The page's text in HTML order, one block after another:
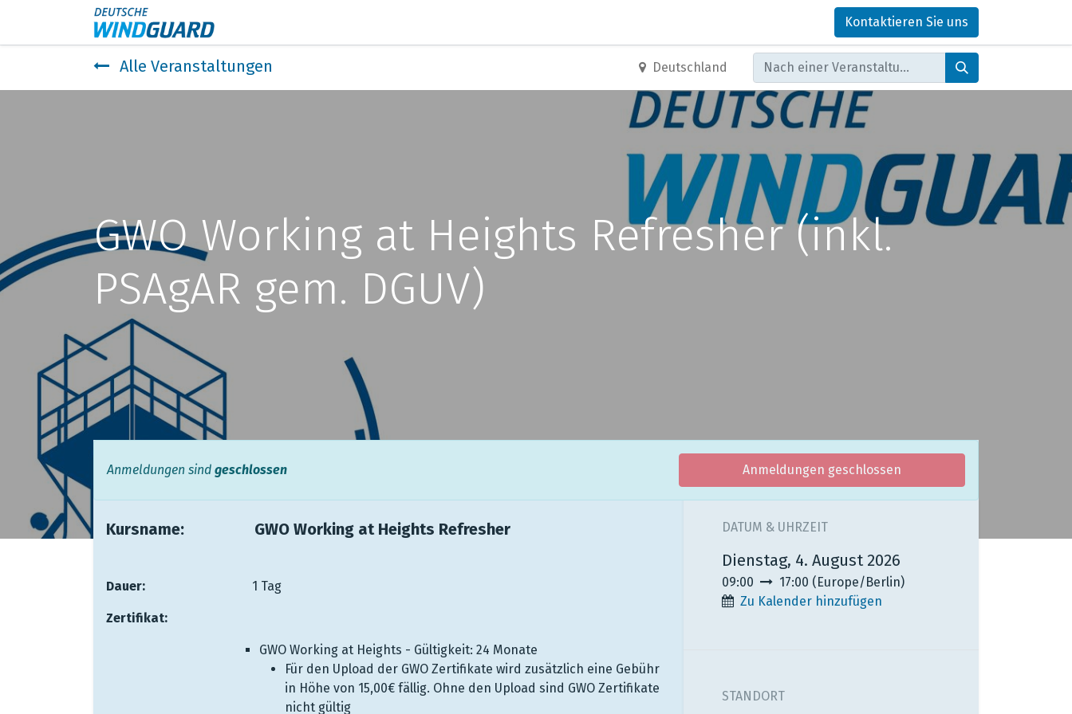
Kontaktieren Sie uns
Alle Veranstaltungen Deutschland
GWO Working at Heights Refresher (inkl.
PSAgAR gem. DGUV)
Anmeldungen sind geschlossen Anmeldungen geschlossen
Kursname: ​ ​ ​​GWO Working at Heights Refresher
Dauer: ​1 Tag
Zertifikat:
GWO Working at Heights - Gültigkeit: 24 Monate
Für den Upload der GWO Zertifikate wird zusätzlich eine Gebühr
in Höhe von 15,00€ fällig. Ohne den Upload sind GWO Zertifikate
nicht gültig
DATUM & UHRZEIT
Dienstag, 4. August 2026
09:00 17:00 ( Europe/Berlin)
Zu Kalender hinzufügen
STANDORT